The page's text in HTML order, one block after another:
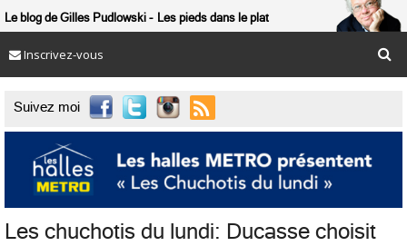
Le blog de Gilles Pudlowski Les pieds dans le plat
Inscrivez-vous
Suivez moi 
Les chuchotis du lundi: Ducasse choisit